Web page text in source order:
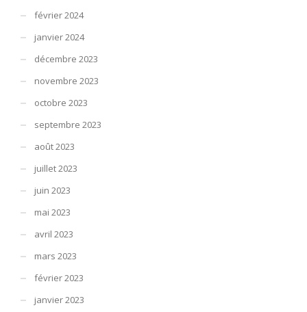
février 2024
janvier 2024
décembre 2023
novembre 2023
octobre 2023
septembre 2023
août 2023
juillet 2023
juin 2023
mai 2023
avril 2023
mars 2023
février 2023
janvier 2023